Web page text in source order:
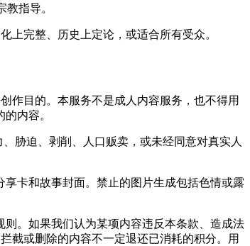
指导。
上完整、历史上定论，或适合所有受众。
作目的。本服务不是成人内容服务，也不得用
内容。
胁迫、剥削、人口贩卖，或未经同意对真实人
卡和故事封面。禁止的图片生成包括色情或露
。如果我们认为某项内容违反本条款、造成法
截或删除的内容不一定退还已消耗的积分。用